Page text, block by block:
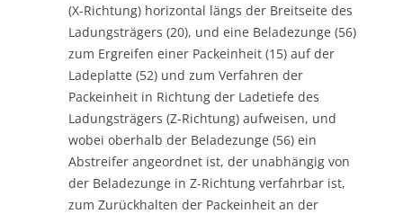
(X-Richtung) horizontal längs der Breitseite des
Ladungsträgers (20), und eine Beladezunge (56)
zum Ergreifen einer Packeinheit (15) auf der
Ladeplatte (52) und zum Verfahren der
Packeinheit in Richtung der Ladetiefe des
Ladungsträgers (Z-Richtung) aufweisen, und
wobei oberhalb der Beladezunge (56) ein
Abstreifer angeordnet ist, der unabhängig von
der Beladezunge in Z-Richtung verfahrbar ist,
zum Zurückhalten der Packeinheit an der